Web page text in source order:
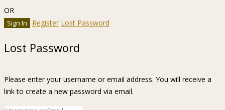
OR
Register Lost Password
Lost Password
Please enter your username or email address. You will receive a
link to create a new password via email.